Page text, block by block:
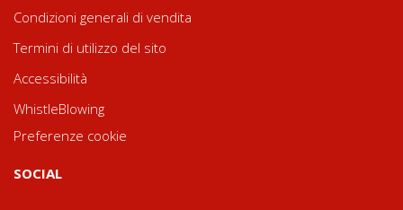
Condizioni generali di vendita
Termini di utilizzo del sito
Accessibilità
WhistleBlowing
Preferenze cookie
SOCIAL